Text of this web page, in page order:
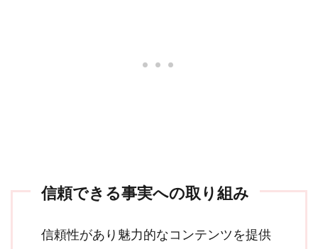
信頼できる事実への取り組み
信頼性があり魅力的なコンテンツを提供